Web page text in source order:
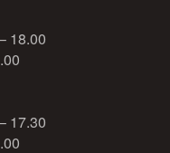
18.00
17.30